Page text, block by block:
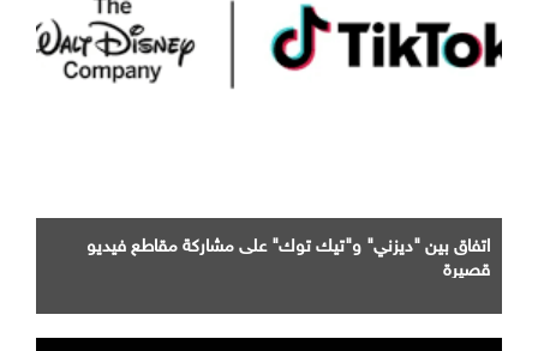
اتفاق بين "ديزني" و"تيك توك" على مشاركة مقاطع فيديو
قصيرة